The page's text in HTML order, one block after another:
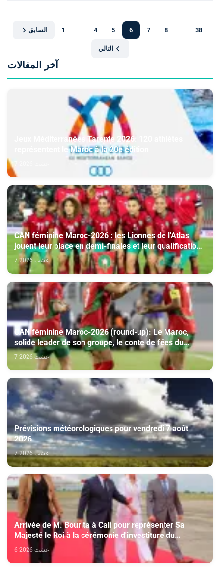
السابق 1 ... 4 5 6 7 8 ... 38
التالي
آخر المقالات
Jeux Méditerranées Tarente 2026: 120 athlètes
représentent le Maroc à la 20e édition
CAN féminine Maroc-2026 : les Lionnes de l'Atlas
jouent leur place en demi-finales et leur qualification
au Mondial-2027
7 غشت 2026
CAN féminine Maroc-2026 (round-up): Le Maroc,
solide leader de son groupe, le conte de fées du
Malawi se poursuit
7 غشت 2026
Prévisions météorologiques pour vendredi 7 août
2026
7 غشت 2026
Arrivée de M. Bourita à Cali pour représenter Sa
Majesté le Roi à la cérémonie d'investiture du
nouveau président colombien
6 غشت 2026